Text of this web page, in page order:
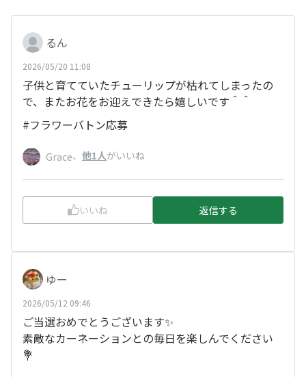
るん
2026/05/20 11:08
子供と育てていたチューリップが枯れてしまったの
で、またお花をお迎えできたら嬉しいです＾＾
#フラワーバトン応募
Grace、 他1人がいいね
いいね 返信する
ゆー
2026/05/12 09:46
ご当選おめでとうございます✨
素敵なカーネーションとの毎日を楽しんでください
💐